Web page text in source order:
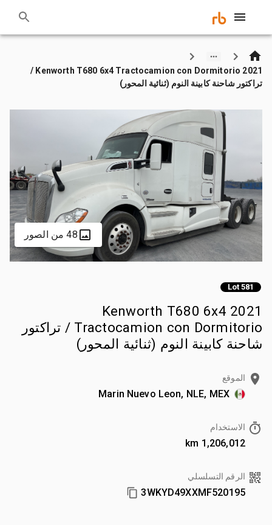
2021 Kenworth T680 6x4 Tractocamion con Dormitorio /
تراكتور شاحنة كابينة النوم (ثنائية المحور)
48 من الصور
Lot 581
2021 Kenworth T680 6x4
Tractocamion con Dormitorio / تراكتور
شاحنة كابينة النوم (ثنائية المحور)
الموقع
Marin Nuevo Leon, NLE, MEX
الاستخدام
1,206,012 km
الرقم التسلسلي
3WKYD49XXMF520195